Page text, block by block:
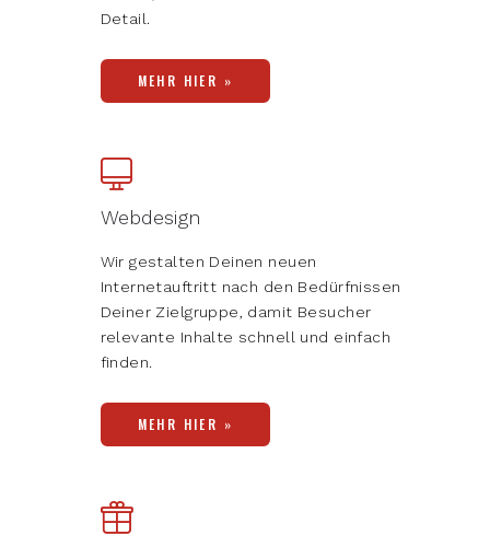
Detail.
MEHR HIER »
Webdesign
Wir gestalten Deinen neuen
Internetauftritt nach den Bedürfnissen
Deiner Zielgruppe, damit Besucher
relevante Inhalte schnell und einfach
finden.
MEHR HIER »